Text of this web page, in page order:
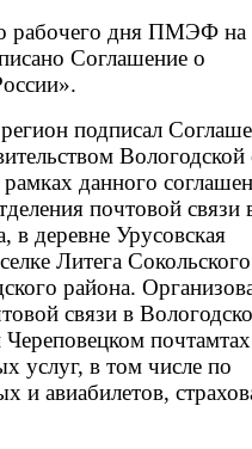
рабочего дня ПМЭФ на
Соглашение о
подписал
Вологодской
данного
почтовой связи
в деревне Урусовская
Литега
района.
связи в
услуг, в том числе по
и авиабилетов,